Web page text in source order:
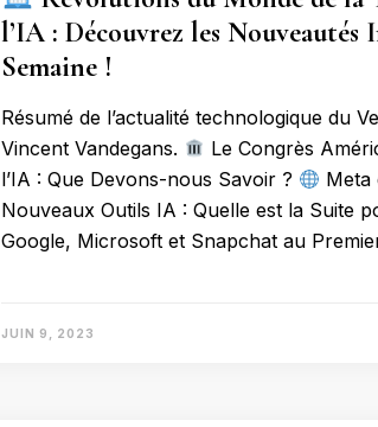
l’IA : Découvrez les Nouveautés
Semaine !
Résumé de l’actualité technologique du
Vincent Vandegans.
Le Congrès
l’IA : Que Devons-nous Savoir ?
Meta
Nouveaux Outils IA : Quelle est la Suite
Google, Microsoft et Snapchat au
JUIN 9, 2023